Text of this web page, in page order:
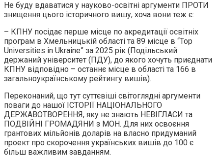
Не буду вдаватися у науково-освітні аргументи ПРОТИ
знищення цього історичного вишу, хоча вони теж є:
– КПНУ посідає перше місце по акредитації освітніх
програм в Хмельницькій області та 89 місце в “Top
Universities in Ukraine” за 2025 рік (Подільський
держаний університет (ПДУ), до якого хочуть приєднати
КПНУ відповідно – останнє місце в області та 166 в
загальноукраїнському рейтингу вишів).
Переконаний, що тут суттєвіші світоглядні аргументи
поваги до нашої ІСТОРІЇ НАЦІОНАЛЬНОГО
ДЕРЖАВОТВОРЕННЯ, яку не знають НЕВІГЛАСИ та
ПОДВІЙНІ ГРОМАДЯНИ з МОН. Для них освоєння
грантових мільйонів доларів на власно придуманий
проект про скорочення українських вишів до 100 є
більш важливим завданням.